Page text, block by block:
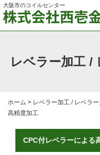
大阪市のコイルセンター
レベラー加工 /
ホーム > レベラー加工 / レベラー
高精度加工
CPC付レベラーによる